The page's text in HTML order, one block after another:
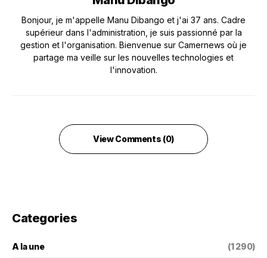
Bonjour, je m'appelle Manu Dibango et j'ai 37 ans. Cadre
supérieur dans l'administration, je suis passionné par la
gestion et l'organisation. Bienvenue sur Camernews où je
partage ma veille sur les nouvelles technologies et
l'innovation.
View Comments (0)
Categories
A la une (1 290)